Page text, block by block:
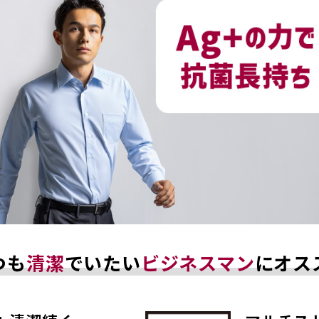
も清潔でいたいビジネスマンにオス